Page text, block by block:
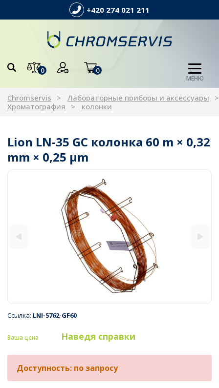
+420 274 021 211
0 0
МЕНЮ
Chromservis
Лабораторные приборы и аксессуары
Хроматография
колонки
Lion LN-35 GC колонка 60 m × 0,32
mm × 0,25 µm
Ссылка: LNI-5762-GF60
Ваша цена Наведя справки
Доступность: по запросу